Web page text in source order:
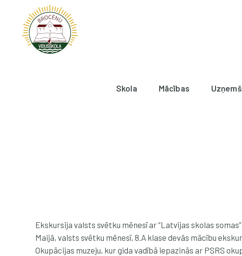
Skola Mācības
Ekskursija valsts svētku mēnesī ar “Latvijas skolas
Maijā, valsts svētku mēnesī, 8.A klase devās mācību
Okupācijas muzeju, kur gida vadībā iepazinās ar PSRS